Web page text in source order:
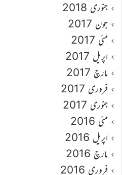
جنوری 2018
جون 2017
مئی 2017
اپریل 2017
مارچ 2017
فروری 2017
جنوری 2017
مئی 2016
اپریل 2016
مارچ 2016
فروری 2016